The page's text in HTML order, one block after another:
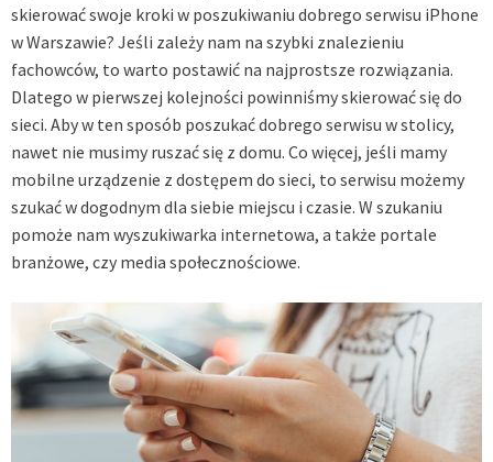
skierować swoje kroki w poszukiwaniu dobrego serwisu iPhone
w Warszawie? Jeśli zależy nam na szybki znalezieniu
fachowców, to warto postawić na najprostsze rozwiązania.
Dlatego w pierwszej kolejności powinniśmy skierować się do
sieci. Aby w ten sposób poszukać dobrego serwisu w stolicy,
nawet nie musimy ruszać się z domu. Co więcej, jeśli mamy
mobilne urządzenie z dostępem do sieci, to serwisu możemy
szukać w dogodnym dla siebie miejscu i czasie. W szukaniu
pomoże nam wyszukiwarka internetowa, a także portale
branżowe, czy media społecznościowe.